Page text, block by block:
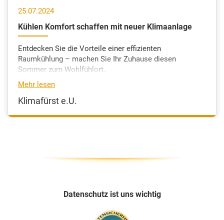
25.07.2024
Kühlen Komfort schaffen mit neuer Klimaanlage
Entdecken Sie die Vorteile einer effizienten
Raumkühlung – machen Sie Ihr Zuhause diesen
Sommer zum Wohlfühlort.
Mehr lesen
Klimafürst e.U.
Datenschutz ist uns wichtig